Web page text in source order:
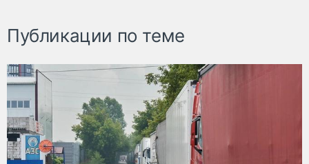
Публикации по теме